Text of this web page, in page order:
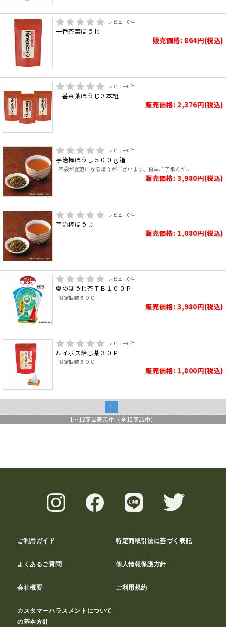
レビュー0件
一番茶葉ほうじ
販売価格: 864円(税込)
レビュー0件
一番茶葉ほうじ３本組
販売価格: 2,376円(税込)
レビュー0件
宇治棒ほうじ５００ｇ箱
茶袋が変更になる場合がございます。何卒ご了承くだ..
販売価格: 3,980円(税込)
レビュー0件
宇治棒ほうじ
販売価格: 1,080円(税込)
レビュー0件
夏のほうじ茶ＴＢ１００Ｐ
限定個数５００
販売価格: 3,980円(税込)
レビュー0件
ルイボス焙じ茶３０Ｐ
限定個数５００
販売価格: 1,800円(税込)
1
1～ 12商品表示中（全 12商品中）
ご利用ガイド 特定商取引法に基づく表記
よくあるご質問 個人情報保護方針
会社概要 ご利用規約
カスタマーハラスメントについて
の基本方針